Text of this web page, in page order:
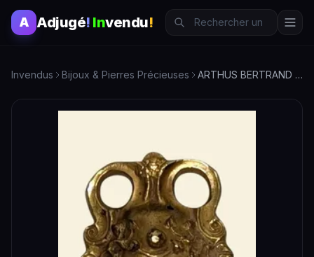
A Adjugé! Invendu!
Invendus Bijoux & Pierres Précieuses ARTHUS BERTRAND Pendentif en métal doré à double patine figu…